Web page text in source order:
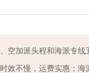
空加派头程和海派专
效不慢，运费实惠；海